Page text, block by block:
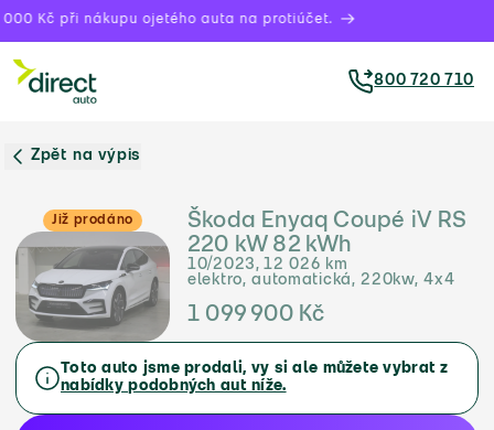
Kč při nákupu ojetého auta na protiúčet.
800 720 710
Zpět na výpis
Již prodáno
Škoda Enyaq Coupé iV RS
220 kW 82 kWh
10/2023, 12 026 km
elektro, automatická, 220kw, 4x4
1 099 900 Kč
Toto auto jsme prodali, vy si ale můžete vybrat z
nabídky podobných aut níže.